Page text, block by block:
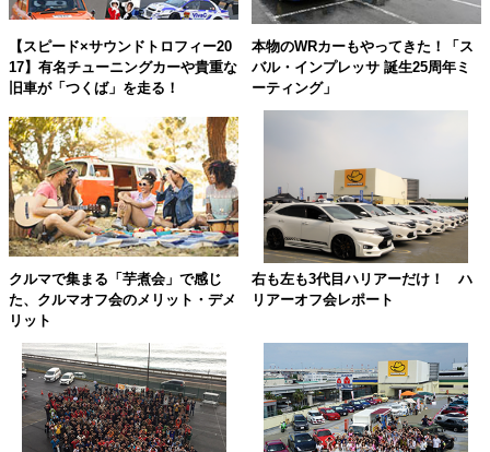
【スピード×サウンドトロフィー20
17】有名チューニングカーや貴重な
旧車が「つくば」を走る！
本物のWRカーもやってきた！「ス
バル・インプレッサ 誕生25周年ミ
ーティング」
クルマで集まる「芋煮会」で感じ
た、クルマオフ会のメリット・デメ
リット
右も左も3代目ハリアーだけ！ ハ
リアーオフ会レポート